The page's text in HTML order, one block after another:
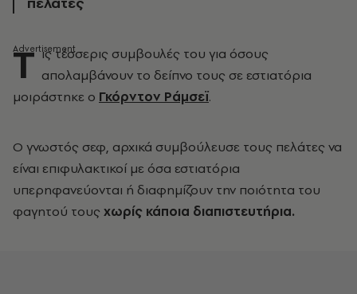
Τ ις τέσσερις συμβουλές του για όσους
απολαμβάνουν το δείπνο τους σε εστιατόρια
μοιράστηκε ο Γκόρντον Ράμσεϊ.
Ο γνωστός σεφ, αρχικά συμβούλευσε τους πελάτες να
είναι επιφυλακτικοί με όσα εστιατόρια
υπερηφανεύονται ή διαφημίζουν την ποιότητα του
φαγητού τους χωρίς κάποια διαπιστευτήρια.